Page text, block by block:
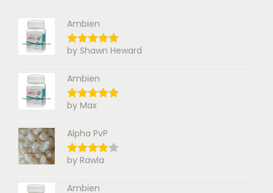
Ambien
by Shawn Heward
Ambien
by Max
Alpha PvP
by Rawla
Ambien